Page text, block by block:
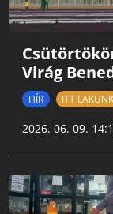
Virág
HÍR ITT LAKUNK
2026. 06. 09.